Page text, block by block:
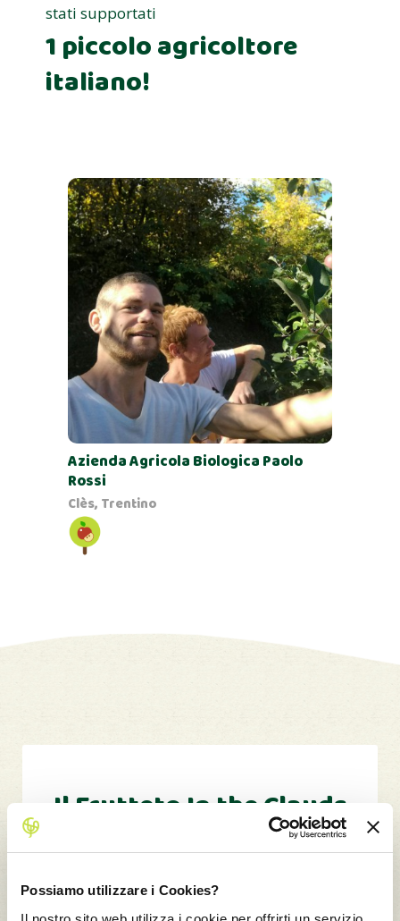
Possiamo utilizzare i Cookies?
stati supportati
1 piccolo agricoltore
italiano!
Azienda Agricola Biologica Paolo
Rossi
Clès, Trentino
Il Frutteto In the Clauds